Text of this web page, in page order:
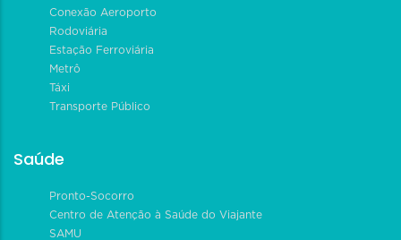
Conexão Aeroporto
Rodoviária
Estação Ferroviária
Metrô
Táxi
Transporte Público
Saúde
Pronto-Socorro
Centro de Atenção à Saúde do Viajante
SAMU